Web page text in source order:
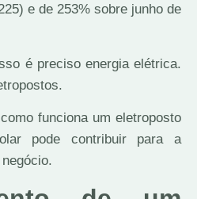
e de 253% sobre junho de
é preciso energia elétrica.
funciona um eletroposto
pode contribuir para a